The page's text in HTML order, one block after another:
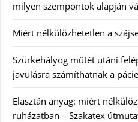
milyen szempontok alapján
Miért nélkülözhetetlen a
Szürkehályog műtét utáni
javulásra számíthatnak a
Elasztán anyag: miért
ruházatban – Szakatex